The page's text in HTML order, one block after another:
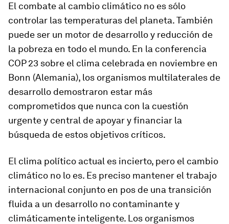
El combate al cambio climático no es sólo
controlar las temperaturas del planeta. También
puede ser un motor de desarrollo y reducción de
la pobreza en todo el mundo. En la conferencia
COP 23 sobre el clima celebrada en noviembre en
Bonn (Alemania), los organismos multilaterales de
desarrollo demostraron estar más
comprometidos que nunca con la cuestión
urgente y central de apoyar y financiar la
búsqueda de estos objetivos críticos.
El clima político actual es incierto, pero el cambio
climático no lo es. Es preciso mantener el trabajo
internacional conjunto en pos de una transición
fluida a un desarrollo no contaminante y
climáticamente inteligente. Los organismos